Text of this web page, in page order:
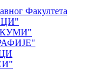
Факултета